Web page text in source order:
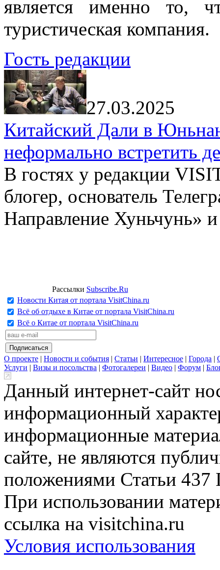
является именно то,
туристическая компания.
Гость редакции
27.03.2025
Китайский Дали в
неформально встретить
В гостях у редакции
блогер, основатель
Направление Хуньчунь»
Рассылки Subscribe.Ru
Новости Китая от портала VisitChina.ru
Всё об отдыхе в Китае от портала VisitChina.ru
Всё о Китае от портала VisitChina.ru
О проекте | Новости и события | Статьи | Интересное | Города |
Услуги | Визы и посольства | Фотогалереи | Видео | Форум |
Данный интернет-сайт
информационный
информационные
сайте, не являются
положениями Статьи 437
При использовании
ссылка на visitchina.ru
Условия использования